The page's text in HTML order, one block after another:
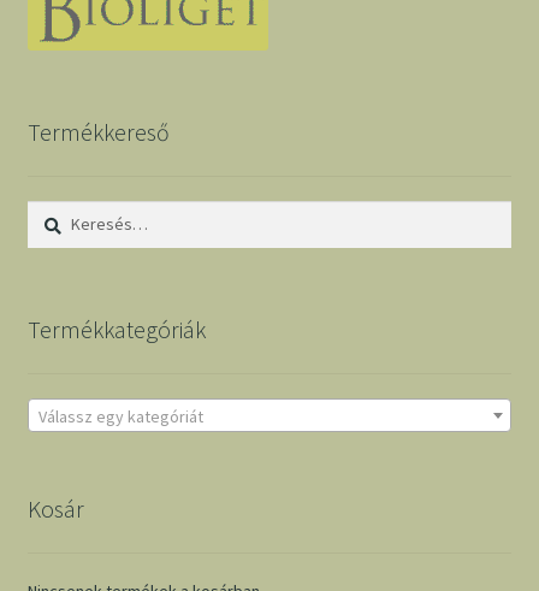
Termékkereső
Keresés:
Termékkategóriák
Válassz egy kategóriát
Kosár